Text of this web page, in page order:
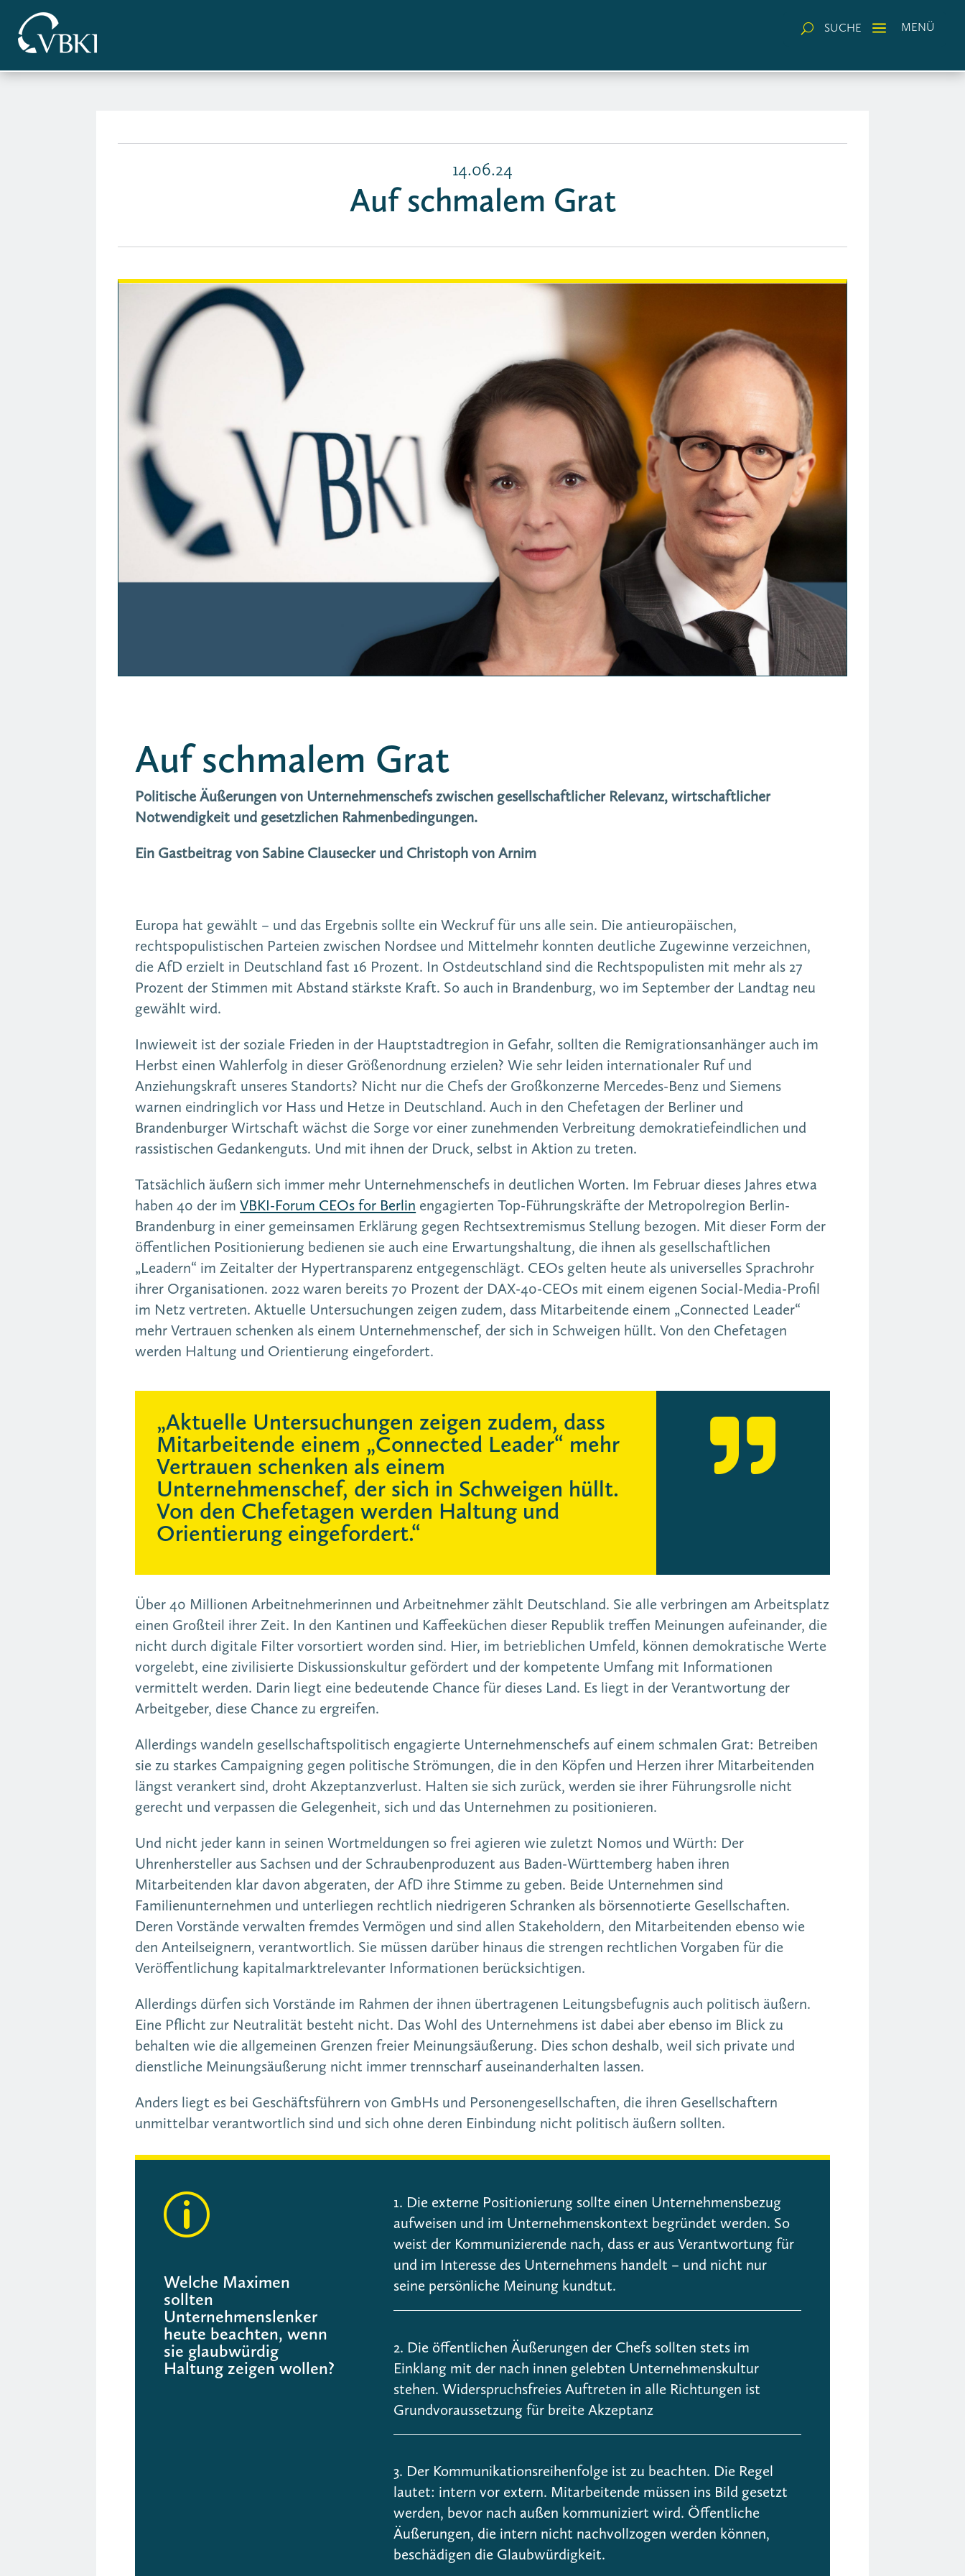
U SUCHE a MENÜ
14.06.24
Auf schmalem Grat
Auf schmalem Grat
Politische Äußerungen von Unternehmenschefs zwischen gesellschaftlicher Relevanz, wirtschaftlicher
Notwendigkeit und gesetzlichen Rahmenbedingungen.
Ein Gastbeitrag von Sabine Clausecker und Christoph von Arnim
Europa hat gewählt – und das Ergebnis sollte ein Weckruf für uns alle sein. Die antieuropäischen,
rechtspopulistischen Parteien zwischen Nordsee und Mittelmehr konnten deutliche Zugewinne verzeichnen,
die AfD erzielt in Deutschland fast 16 Prozent. In Ostdeutschland sind die Rechtspopulisten mit mehr als 27
Prozent der Stimmen mit Abstand stärkste Kraft. So auch in Brandenburg, wo im September der Landtag neu
gewählt wird.
Inwieweit ist der soziale Frieden in der Hauptstadtregion in Gefahr, sollten die Remigrationsanhänger auch im
Herbst einen Wahlerfolg in dieser Größenordnung erzielen? Wie sehr leiden internationaler Ruf und
Anziehungskraft unseres Standorts? Nicht nur die Chefs der Großkonzerne Mercedes-Benz und Siemens
warnen eindringlich vor Hass und Hetze in Deutschland. Auch in den Chefetagen der Berliner und
Brandenburger Wirtschaft wächst die Sorge vor einer zunehmenden Verbreitung demokratiefeindlichen und
rassistischen Gedankenguts. Und mit ihnen der Druck, selbst in Aktion zu treten.
Tatsächlich äußern sich immer mehr Unternehmenschefs in deutlichen Worten. Im Februar dieses Jahres etwa
haben 40 der imVBKI-Forum CEOs for Berlin engagierten Top-Führungskräfte der Metropolregion Berlin-
Brandenburg in einer gemeinsamen Erklärung gegen Rechtsextremismus Stellung bezogen. Mit dieser Form der
öffentlichen Positionierung bedienen sie auch eine Erwartungshaltung, die ihnen als gesellschaftlichen
„Leadern“ im Zeitalter der Hypertransparenz entgegenschlägt. CEOs gelten heute als universelles Sprachrohr
ihrer Organisationen. 2022 waren bereits 70 Prozent der DAX-40-CEOs mit einem eigenen Social-Media-Profil
im Netz vertreten. Aktuelle Untersuchungen zeigen zudem, dass Mitarbeitende einem „Connected Leader“
mehr Vertrauen schenken als einem Unternehmenschef, der sich in Schweigen hüllt. Von den Chefetagen
werden Haltung und Orientierung eingefordert.
„Aktuelle Untersuchungen zeigen zudem, dass
Mitarbeitende einem „Connected Leader“ mehr
Vertrauen schenken als einem
Unternehmenschef, der sich in Schweigen hüllt.
Von den Chefetagen werden Haltung und
Orientierung eingefordert.“

Über 40 Millionen Arbeitnehmerinnen und Arbeitnehmer zählt Deutschland. Sie alle verbringen am Arbeitsplatz
einen Großteil ihrer Zeit. In den Kantinen und Kaffeeküchen dieser Republik treffen Meinungen aufeinander, die
nicht durch digitale Filter vorsortiert worden sind. Hier, im betrieblichen Umfeld, können demokratische Werte
vorgelebt, eine zivilisierte Diskussionskultur gefördert und der kompetente Umfang mit Informationen
vermittelt werden. Darin liegt eine bedeutende Chance für dieses Land. Es liegt in der Verantwortung der
Arbeitgeber, diese Chance zu ergreifen.
Allerdings wandeln gesellschaftspolitisch engagierte Unternehmenschefs auf einem schmalen Grat: Betreiben
sie zu starkes Campaigning gegen politische Strömungen, die in den Köpfen und Herzen ihrer Mitarbeitenden
längst verankert sind, droht Akzeptanzverlust. Halten sie sich zurück, werden sie ihrer Führungsrolle nicht
gerecht und verpassen die Gelegenheit, sich und das Unternehmen zu positionieren.
Und nicht jeder kann in seinen Wortmeldungen so frei agieren wie zuletzt Nomos und Würth: Der
Uhrenhersteller aus Sachsen und der Schraubenproduzent aus Baden-Württemberg haben ihren
Mitarbeitenden klar davon abgeraten, der AfD ihre Stimme zu geben. Beide Unternehmen sind
Familienunternehmen und unterliegen rechtlich niedrigeren Schranken als börsennotierte Gesellschaften.
Deren Vorstände verwalten fremdes Vermögen und sind allen Stakeholdern, den Mitarbeitenden ebenso wie
den Anteilseignern, verantwortlich. Sie müssen darüber hinaus die strengen rechtlichen Vorgaben für die
Veröffentlichung kapitalmarktrelevanter Informationen berücksichtigen.
Allerdings dürfen sich Vorstände im Rahmen der ihnen übertragenen Leitungsbefugnis auch politisch äußern.
Eine Pflicht zur Neutralität besteht nicht. Das Wohl des Unternehmens ist dabei aber ebenso im Blick zu
behalten wie die allgemeinen Grenzen freier Meinungsäußerung. Dies schon deshalb, weil sich private und
dienstliche Meinungsäußerung nicht immer trennscharf auseinanderhalten lassen.
Anders liegt es bei Geschäftsführern von GmbHs und Personengesellschaften, die ihren Gesellschaftern
unmittelbar verantwortlich sind und sich ohne deren Einbindung nicht politisch äußern sollten.
p
Welche Maximen
sollten
Unternehmenslenker
heute beachten, wenn
sie glaubwürdig
Haltung zeigen wollen?
1. Die externe Positionierung sollte einen Unternehmensbezug
aufweisen und im Unternehmenskontext begründet werden. So
weist der Kommunizierende nach, dass er aus Verantwortung für
und im Interesse des Unternehmens handelt – und nicht nur
seine persönliche Meinung kundtut.
2. Die öffentlichen Äußerungen der Chefs sollten stets im
Einklang mit der nach innen gelebten Unternehmenskultur
stehen. Widerspruchsfreies Auftreten in alle Richtungen ist
Grundvoraussetzung für breite Akzeptanz.
3. Der Kommunikationsreihenfolge ist zu beachten. Die Regel
lautet: intern vor extern. Mitarbeitende müssen ins Bild gesetzt
werden, bevor nach außen kommuniziert wird. Öffentliche
Äußerungen, die intern nicht nachvollzogen werden können,
beschädigen die Glaubwürdigkeit.